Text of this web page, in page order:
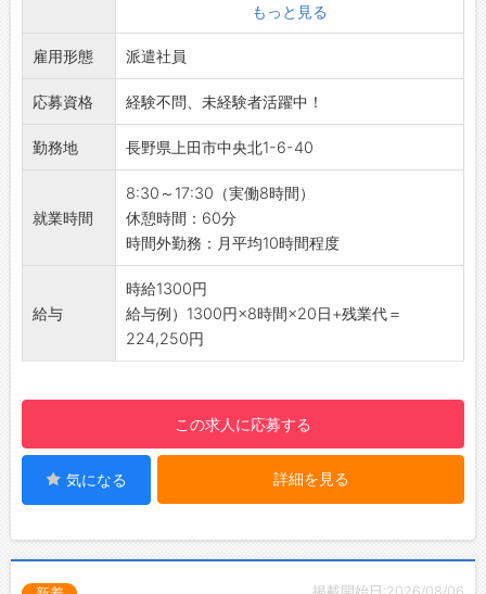
性別
男性 女性
学歴
特に指定なし 設定／変更
手順に沿ってコツコツ進める作業が中心なの
で、ものづくりが好きな方にピッタリのお仕事
◎
【具体的な業務内容】
・前処理（脱脂・洗浄）
・メッキ処理（本めっき）
・製品の検査
・梱包作業 など
【おすすめポイント】
◆未経験歓迎！
・先輩社員が丁寧に教えてくれるので、安心し
て業務を覚えられます。
の時間も大切にできます♪
◆残業は月10時間程度と少なめ！
・仕事終わりの予定も立てやすく、無理なく働
◆ライフスタイルに合わせて働ける環境◎
いただけます♪
もっと見る
雇用形態 派遣社員
応募資格 経験不問、未経験者活躍中！
勤務地 長野県上田市中央北1-6-40
就業時間
8:30～17:30（実働8時間）
休憩時間：60分
時間外勤務：月平均10時間程度
給与
時給1300円
給与例）1300円×8時間×20日+残業代＝
224,250円
この求人に応募する
気になる 詳細を見る